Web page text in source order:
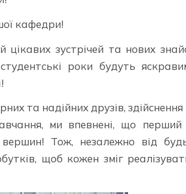
кафедри!
зустрічей та нових
роки будуть
та надійних друзів, здійснення
ми впевнені, що перший
Тож, незалежно від
щоб кожен зміг